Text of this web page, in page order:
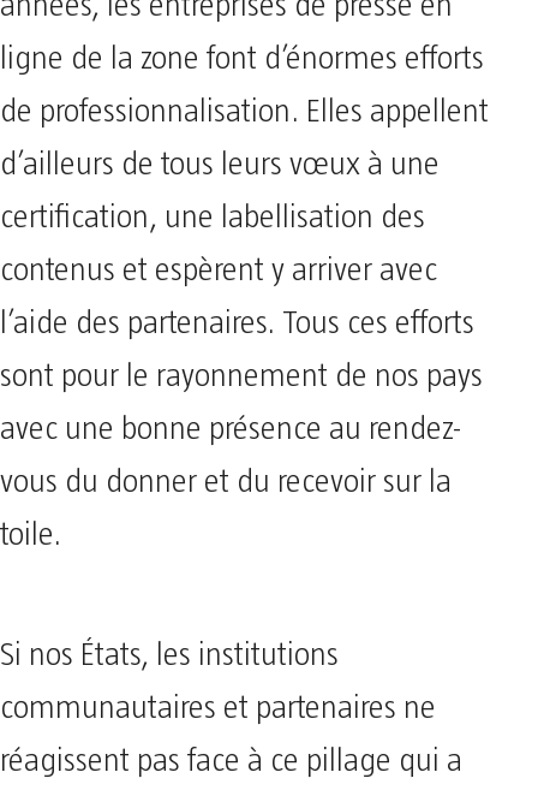
ligne de la zone font d’énormes efforts
de professionnalisation. Elles appellent
d’ailleurs de tous leurs vœux à une
certification, une labellisation des
contenus et espèrent y arriver avec
l’aide des partenaires. Tous ces efforts
sont pour le rayonnement de nos pays
avec une bonne présence au rendez-
vous du donner et du recevoir sur la
toile.
Si nos États, les institutions
communautaires et partenaires ne
réagissent pas face à ce pillage qui a